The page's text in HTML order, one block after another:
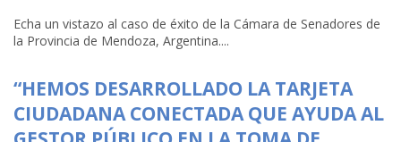
Echa un vistazo al caso de éxito de la Cámara de Senadores de
la Provincia de Mendoza, Argentina....
“HEMOS DESARROLLADO LA TARJETA
CIUDADANA CONECTADA QUE AYUDA AL